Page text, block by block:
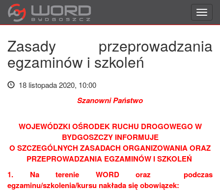
Zasady przeprowadzania
egzaminów i szkoleń
18 listopada 2020, 10:00
Szanowni Państwo
WOJEWÓDZKI OŚRODEK RUCHU DROGOWEGO W
BYDGOSZCZY INFORMUJE
O SZCZEGÓLNYCH ZASADACH ORGANIZOWANIA ORAZ
PRZEPROWADZANIA EGZAMINÓW I SZKOLEŃ
1. Na terenie WORD oraz podczas
egzaminu/szkolenia/kursu nakłada się obowiązek: